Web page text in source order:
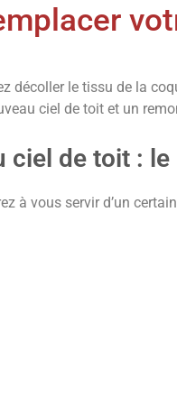
décoller le tissu de la
ciel de toit et un
ciel de toit :
à vous servir d’un